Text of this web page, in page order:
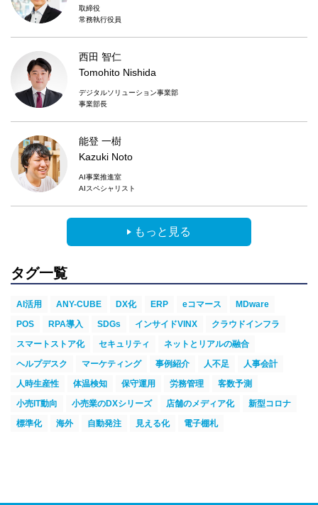
取締役
常務執行役員
西田 智仁
Tomohito Nishida
デジタルソリューション事業部
事業部長
能登 一樹
Kazuki Noto
AI事業推進室
AIスペシャリスト
もっと見る
タグ一覧
AI活用 ANY-CUBE DX化 ERP eコマース
MDware
POS
RPA導入 SDGs インサイドVINX
クラウドインフラ
スマートストア化
セキュリティ
ネットとリアルの融合
ヘルプデスク
マーケティング 事例紹介 人不足
人事会計
人時生産性
体温検知 保守運用 労務管理
客数予測
小売IT動向
小売業のDXシリーズ 店舗のメディア化
新型コロナ
標準化
海外 自動発注 見える化 電子棚札